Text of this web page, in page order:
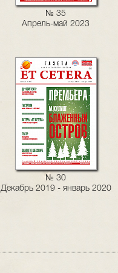
№ 35
Апрель-май 2023
№ 30
Декабрь 2019 - январь 2020